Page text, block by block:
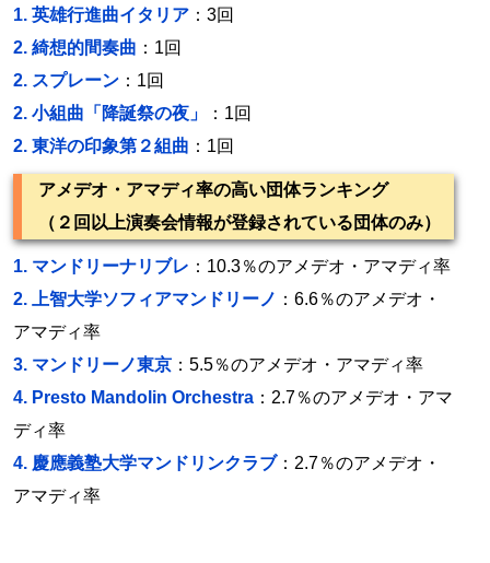
1. 英雄行進曲イタリア ：3回
2. 綺想的間奏曲 ：1回
2. スプレーン ：1回
2. 小組曲「降誕祭の夜」
：1回
2. 東洋の印象第２組曲 ：1回
アメデオ・アマディ率の高い団体ランキング
（２回以上演奏会情報が登録されている団体のみ）
1. マンドリーナリブレ ：10.3％のアメデオ・アマディ率
2.
上智大学ソフィアマンドリーノ ：6.6％のアメデオ・
アマディ率
3. マンドリーノ東京 ：5.5％のアメデオ・アマディ率
4. Presto Mandolin Orchestra ：2.7％のアメデオ・アマ
ディ率
4. 慶應義塾大学マンドリンクラブ：2.7％のアメデオ・
アマディ率